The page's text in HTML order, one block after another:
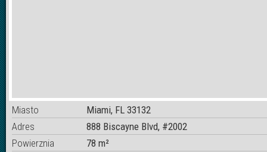
Miasto
Miami, FL 33132
Adres
888 Biscayne Blvd, #2002
Powierznia
78 m²